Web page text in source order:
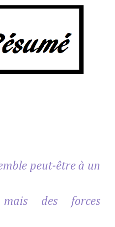
peut-être à un
des forces